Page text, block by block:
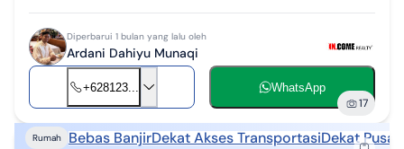
Diperbarui 1 bulan yang lalu oleh
Ardani Dahiyu Munaqi
+628123... WhatsApp
17
Rumah Bebas BanjirDekat Akses TransportasiDekat